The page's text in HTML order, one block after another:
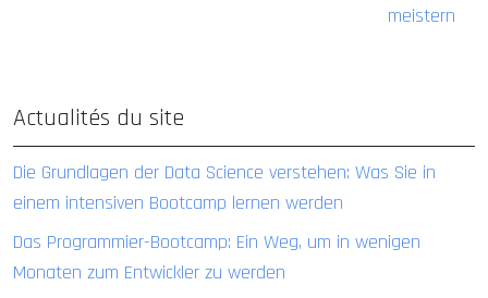
meistern
Actualités du site
Die Grundlagen der Data Science verstehen: Was Sie in
einem intensiven Bootcamp lernen werden
Das Programmier-Bootcamp: Ein Weg, um in wenigen
Monaten zum Entwickler zu werden